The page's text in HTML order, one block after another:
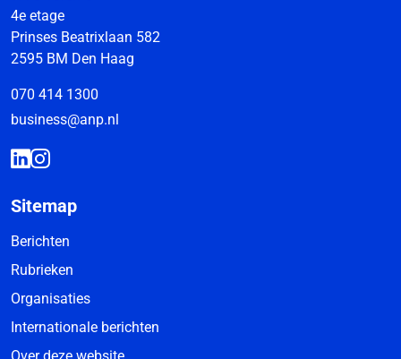
4e etage
Prinses Beatrixlaan 582
2595 BM Den Haag
070 414 1300
business@anp.nl
Sitemap
Berichten
Rubrieken
Organisaties
Internationale berichten